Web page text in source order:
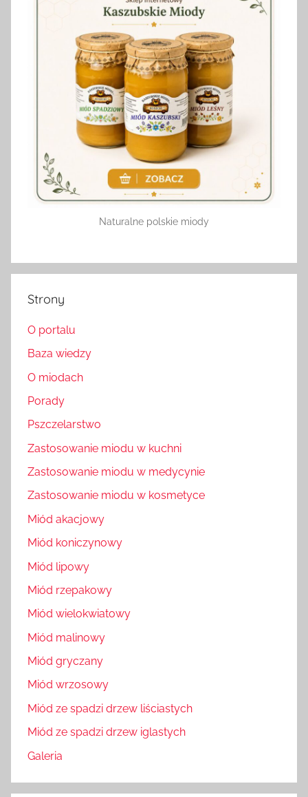
Naturalne polskie miody
Strony
O portalu
Baza wiedzy
O miodach
Porady
Pszczelarstwo
Zastosowanie miodu w kuchni
Zastosowanie miodu w medycynie
Zastosowanie miodu w kosmetyce
Miód akacjowy
Miód koniczynowy
Miód lipowy
Miód rzepakowy
Miód wielokwiatowy
Miód malinowy
Miód gryczany
Miód wrzosowy
Miód ze spadzi drzew liściastych
Miód ze spadzi drzew iglastych
Galeria